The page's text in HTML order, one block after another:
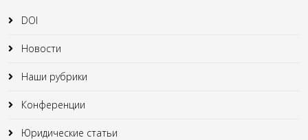
DOI
Новости
Наши рубрики
Конференции
Юридические статьи